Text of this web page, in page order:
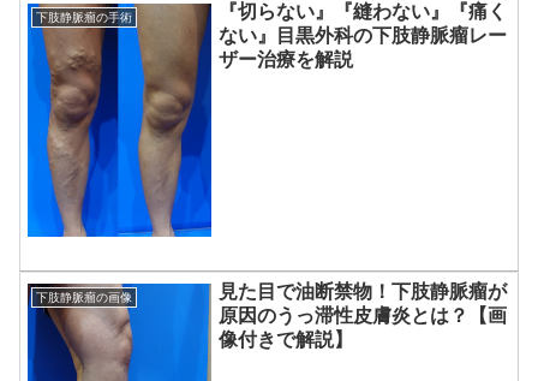
下肢静脈瘤の手術
『切らない』『縫わない』『痛く
ない』目黒外科の下肢静脈瘤レー
ザー治療を解説
下肢静脈瘤の画像
見た目で油断禁物！下肢静脈瘤が
原因のうっ滞性皮膚炎とは？【画
像付きで解説】